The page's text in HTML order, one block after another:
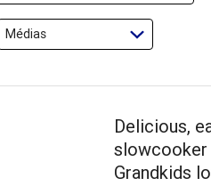
Médias
Delicious,
slowcooker
Grandkids